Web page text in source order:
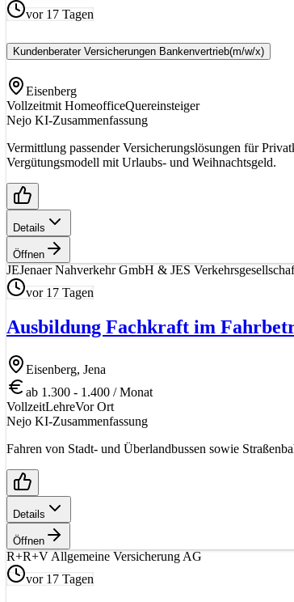
vor 17 Tagen
Kundenberater Versicherungen Bankenvertrieb(m/w/x)
Eisenberg
Vollzeitmit HomeofficeQuereinsteiger
Nejo KI-Zusammenfassung
Vermittlung passender Versicherungslösungen für
Vergütungsmodell mit Urlaubs- und Weihnachtsgeld.
Details
Öffnen
JEJenaer Nahverkehr GmbH & JES
vor 17 Tagen
Ausbildung Fachkraft im
Eisenberg, Jena
ab 1.300 - 1.400 / Monat
VollzeitLehreVor Ort
Nejo KI-Zusammenfassung
Fahren von Stadt- und Überlandbussen sowie
Details
Öffnen
R+R+V Allgemeine Versicherung AG
vor 17 Tagen